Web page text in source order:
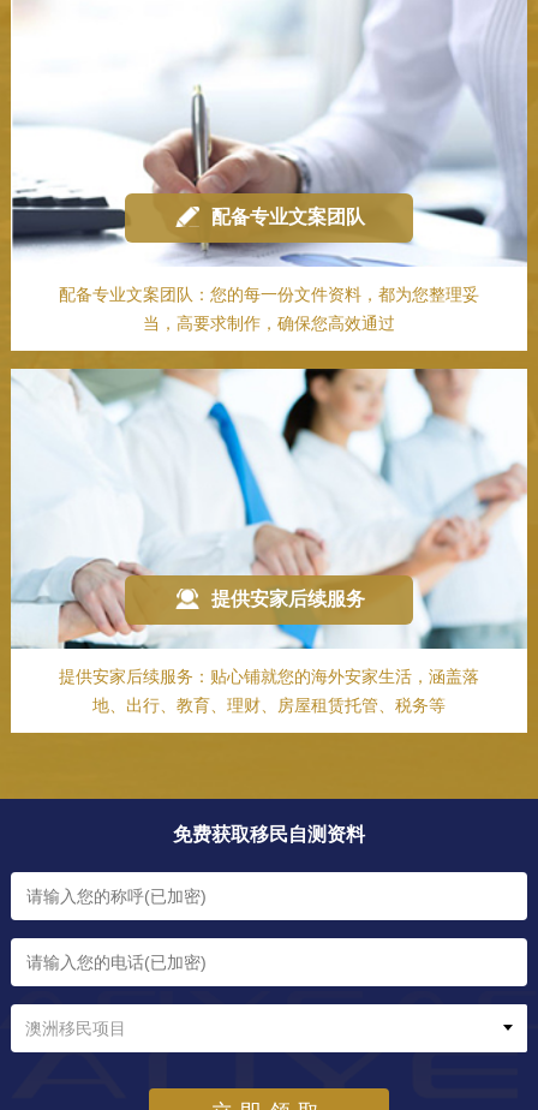
配备专业文案团队
配备专业文案团队：您的每一份文件资料，都为您整理妥
当，高要求制作，确保您高效通过
提供安家后续服务
提供安家后续服务：贴心铺就您的海外安家生活，涵盖落
地、出行、教育、理财、房屋租赁托管、税务等
免费获取移民自测资料
澳洲移民项目